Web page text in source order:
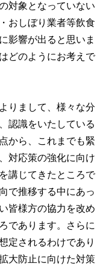
対象となっていない
おしぼり業者等飲食
影響が出ると思いま
どのようにお考えで
りまして、様々な分
認識をいたしている
から、これまでも緊
対応策の強化に向け
講じてきたところで
で推移する中にあっ
皆様方の協力を改め
であります。さらに
定されるわけであり
大防止に向けた対策